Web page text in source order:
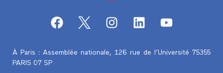
À Paris : Assemblée nationale, 126 rue de l’Université 75355
PARIS 07 SP